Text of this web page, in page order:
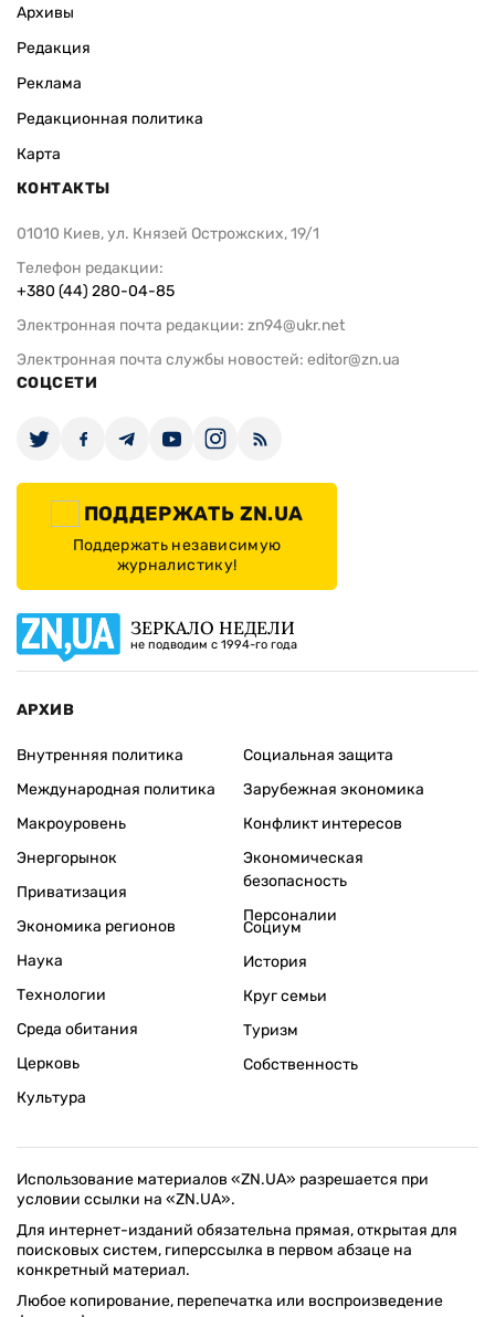
Архивы
Редакция
Реклама
Редакционная политика
Карта
КОНТАКТЫ
01010 Киев, ул. Князей Острожских, 19/1
Телефон редакции:
+380 (44) 280-04-85
Электронная почта редакции: zn94@ukr.net
Электронная почта службы новостей: editor@zn.ua
СОЦСЕТИ
ПОДДЕРЖАТЬ ZN.UA
Поддержать независимую
журналистику!
ЗЕРКАЛО НЕДЕЛИ
не подводим с 1994-го года
АРХИВ
Внутренняя политика
Международная политика
Макроуровень
Энергорынок
Приватизация
Экономика регионов
Социальная защита
Зарубежная экономика
Конфликт интересов
Экономическая
безопасность
Персоналии
Наука
Технологии
Среда обитания
Церковь
Культура
Социум
История
Круг семьи
Туризм
Собственность
Использование материалов «ZN.UA» разрешается при
условии ссылки на «ZN.UA».
Для интернет-изданий обязательна прямая, открытая для
поисковых систем, гиперссылка в первом абзаце на
конкретный материал.
Любое копирование, перепечатка или воспроизведение